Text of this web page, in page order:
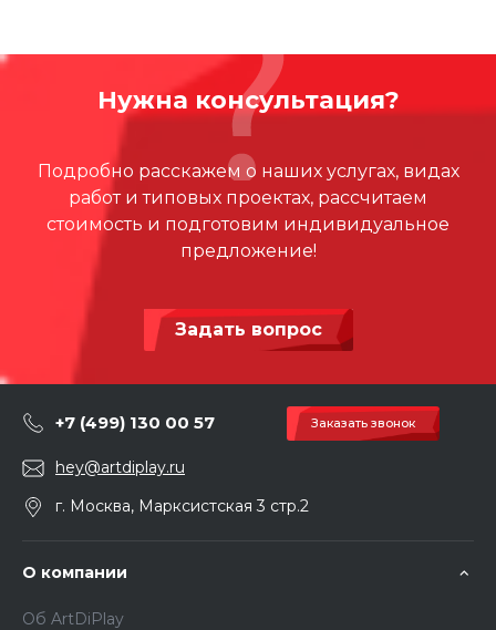
быстрой. Компания ArtDiPlay является эксклюзивным
дилером PlayCo в Москве и МО.
Нужна консультация?
Подробно расскажем о наших услугах, видах
работ и типовых проектах, рассчитаем
стоимость и подготовим индивидуальное
предложение!
Задать вопрос
+7 (499) 130 00 57 Заказать звонок
hey@artdiplay.ru
г. Москва, Марксистская 3 стр.2
О компании
Об ArtDiPlay